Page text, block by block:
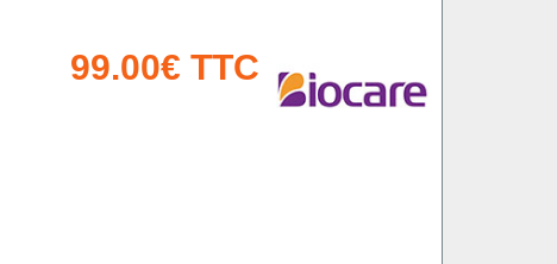
99.00€ TTC